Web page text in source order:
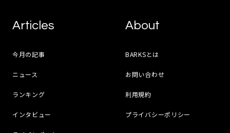
Articles
今月の記事
ニュース
ランキング
インタビュー
About
BARKSとは
お問い合わせ
利用規約
プライバシーポリシー